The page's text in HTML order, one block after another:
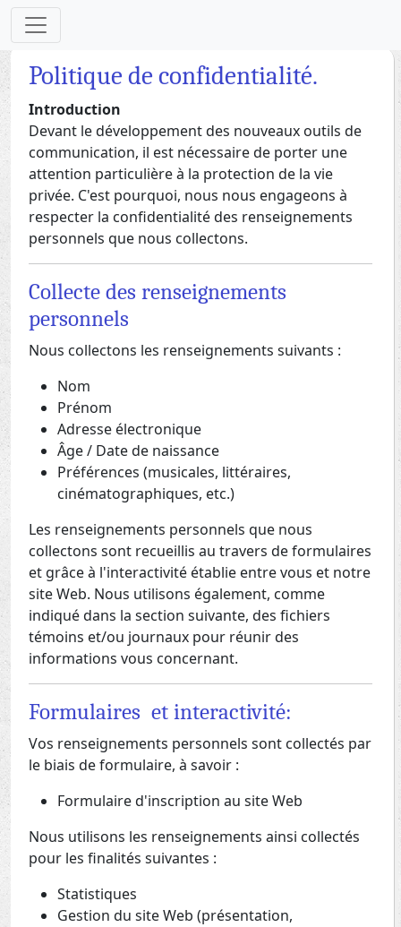
Politique de confidentialité.
Introduction
Devant le développement des nouveaux outils de
communication, il est nécessaire de porter une
attention particulière à la protection de la vie
privée. C'est pourquoi, nous nous engageons à
respecter la confidentialité des renseignements
personnels que nous collectons.
Collecte des renseignements
personnels
Nous collectons les renseignements suivants :
Nom
Prénom
Adresse électronique
Âge / Date de naissance
Préférences (musicales, littéraires,
cinématographiques, etc.)
Les renseignements personnels que nous
collectons sont recueillis au travers de formulaires
et grâce à l'interactivité établie entre vous et notre
site Web. Nous utilisons également, comme
indiqué dans la section suivante, des fichiers
témoins et/ou journaux pour réunir des
informations vous concernant.
Formulaires et interactivité:
Vos renseignements personnels sont collectés par
le biais de formulaire, à savoir :
Formulaire d'inscription au site Web
Nous utilisons les renseignements ainsi collectés
pour les finalités suivantes :
Statistiques
Gestion du site Web (présentation,